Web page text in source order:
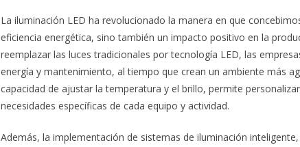
La iluminación LED ha revolucionado la manera en que
eficiencia energética, sino también un impacto positivo en la
reemplazar las luces tradicionales por tecnología LED, las
energía y mantenimiento, al tiempo que crean un ambiente más
capacidad de ajustar la temperatura y el brillo, permite
necesidades específicas de cada equipo y actividad.
Además, la implementación de sistemas de iluminación